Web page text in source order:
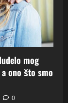
mog
ono što smo
0